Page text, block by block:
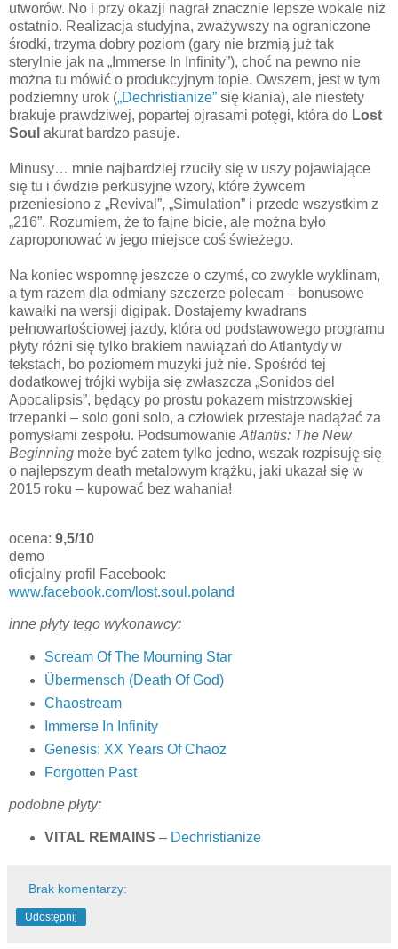
utworów. No i przy okazji nagrał znacznie lepsze wokale niż
ostatnio. Realizacja studyjna, zważywszy na ograniczone
środki, trzyma dobry poziom (gary nie brzmią już tak
sterylnie jak na „Immerse In Infinity”), choć na pewno nie
można tu mówić o produkcyjnym topie. Owszem, jest w tym
podziemny urok („Dechristianize” się kłania), ale niestety
brakuje prawdziwej, popartej ojrasami potęgi, która do Lost
Soul akurat bardzo pasuje.
Minusy… mnie najbardziej rzuciły się w uszy pojawiające
się tu i ówdzie perkusyjne wzory, które żywcem
przeniesiono z „Revival”, „Simulation” i przede wszystkim z
„216”. Rozumiem, że to fajne bicie, ale można było
zaproponować w jego miejsce coś świeżego.
Na koniec wspomnę jeszcze o czymś, co zwykle wyklinam,
a tym razem dla odmiany szczerze polecam – bonusowe
kawałki na wersji digipak. Dostajemy kwadrans
pełnowartościowej jazdy, która od podstawowego programu
płyty różni się tylko brakiem nawiązań do Atlantydy w
tekstach, bo poziomem muzyki już nie. Spośród tej
dodatkowej trójki wybija się zwłaszcza „Sonidos del
Apocalipsis”, będący po prostu pokazem mistrzowskiej
trzepanki – solo goni solo, a człowiek przestaje nadążać za
pomysłami zespołu. Podsumowanie Atlantis: The New
Beginning może być zatem tylko jedno, wszak rozpisuję się
o najlepszym death metalowym krążku, jaki ukazał się w
2015 roku – kupować bez wahania!
ocena: 9,5/10
demo
oficjalny profil Facebook:
www.facebook.com/lost.soul.poland
inne płyty tego wykonawcy:
Scream Of The Mourning Star
Übermensch (Death Of God)
Chaostream
Immerse In Infinity
Genesis: XX Years Of Chaoz
Forgotten Past
podobne płyty:
VITAL REMAINS – Dechristianize
Brak komentarzy:
Udostępnij